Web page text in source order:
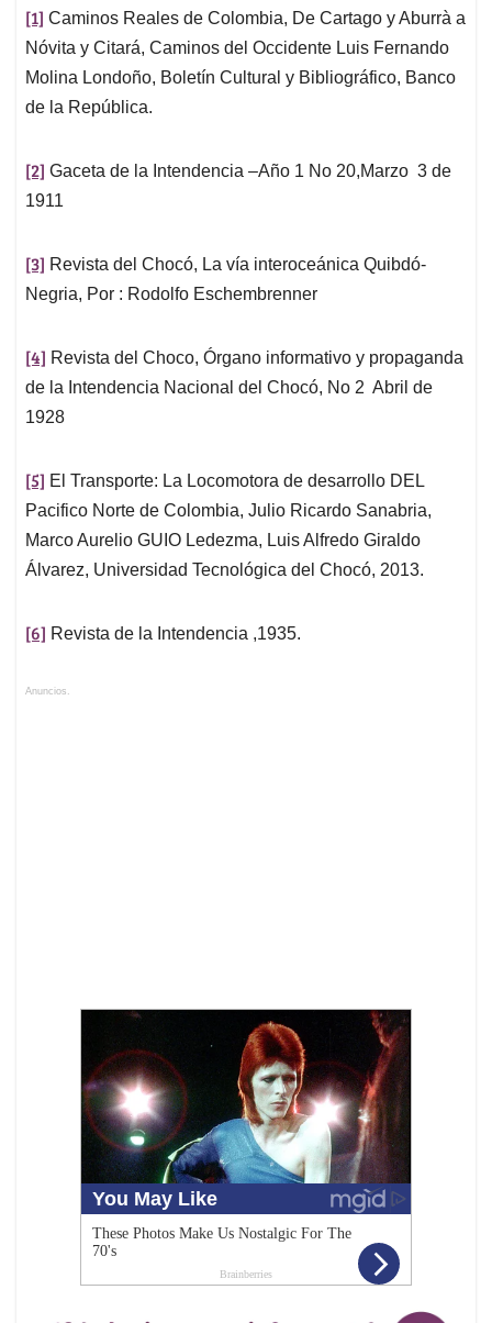
[1] Caminos Reales de Colombia, De Cartago y Aburrà a
Nóvita y Citará, Caminos del Occidente Luis Fernando
Molina Londoño, Boletín Cultural y Bibliográfico, Banco
de la República.
[2] Gaceta de la Intendencia –Año 1 No 20,Marzo 3 de
1911
[3] Revista del Chocó, La vía interoceánica Quibdó-
Negria, Por : Rodolfo Eschembrenner
[4] Revista del Choco, Órgano informativo y propaganda
de la Intendencia Nacional del Chocó, No 2 Abril de
1928
[5] El Transporte: La Locomotora de desarrollo DEL
Pacifico Norte de Colombia, Julio Ricardo Sanabria,
Marco Aurelio GUIO Ledezma, Luis Alfredo Giraldo
Álvarez, Universidad Tecnológica del Chocó, 2013.
[6] Revista de la Intendencia ,1935.
Anuncios.